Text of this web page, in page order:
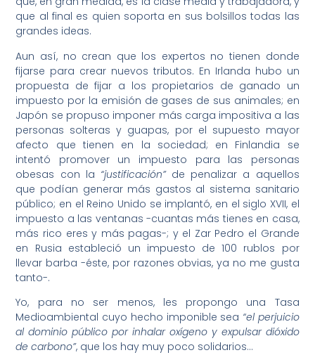
que al final es quien soporta en sus bolsillos todas las
grandes ideas.
Aun así, no crean que los expertos no tienen donde
fijarse para crear nuevos tributos. En Irlanda hubo un
propuesta de fijar a los propietarios de ganado un
impuesto por la emisión de gases de sus animales; en
Japón se propuso imponer más carga impositiva a las
personas solteras y guapas, por el supuesto mayor
afecto que tienen en la sociedad; en Finlandia se
intentó promover un impuesto para las personas
obesas con la “justificación”de penalizar a aquellos
que podían generar más gastos al sistema sanitario
público; en el Reino Unido se implantó, en el siglo XVII, el
impuesto a las ventanas -cuantas más tienes en casa,
más rico eres y más pagas-; y el Zar Pedro el Grande
en Rusia estableció un impuesto de 100 rublos por
llevar barba -éste, por razones obvias, ya no me gusta
tanto-.
Yo, para no ser menos, les propongo una Tasa
Medioambiental cuyo hecho imponible sea “el perjuicio
al dominio público por inhalar oxígeno y expulsar dióxido
de carbono”, que los hay muy poco solidarios…